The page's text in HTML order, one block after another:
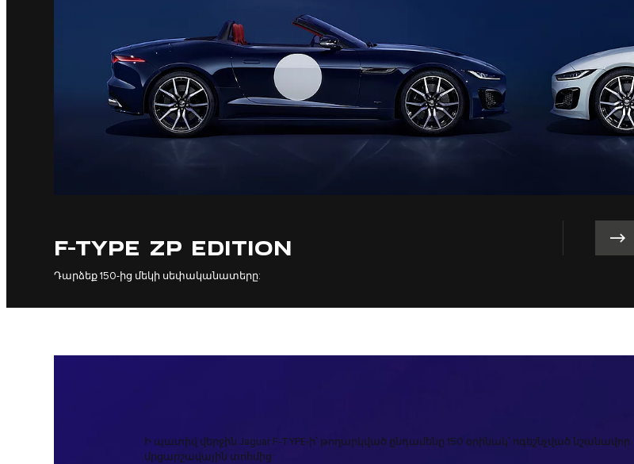
F-TYPE ZP EDITION
Դարձեք 150-ից մեկի սեփականատերը:
Ի պատիվ վերջին Jaguar F-TYPE-ի՝ թողարկված ընդամենը 150 օրինակ՝ ոգեշնչված նշանավոր
մրցարշավային տոհմից: